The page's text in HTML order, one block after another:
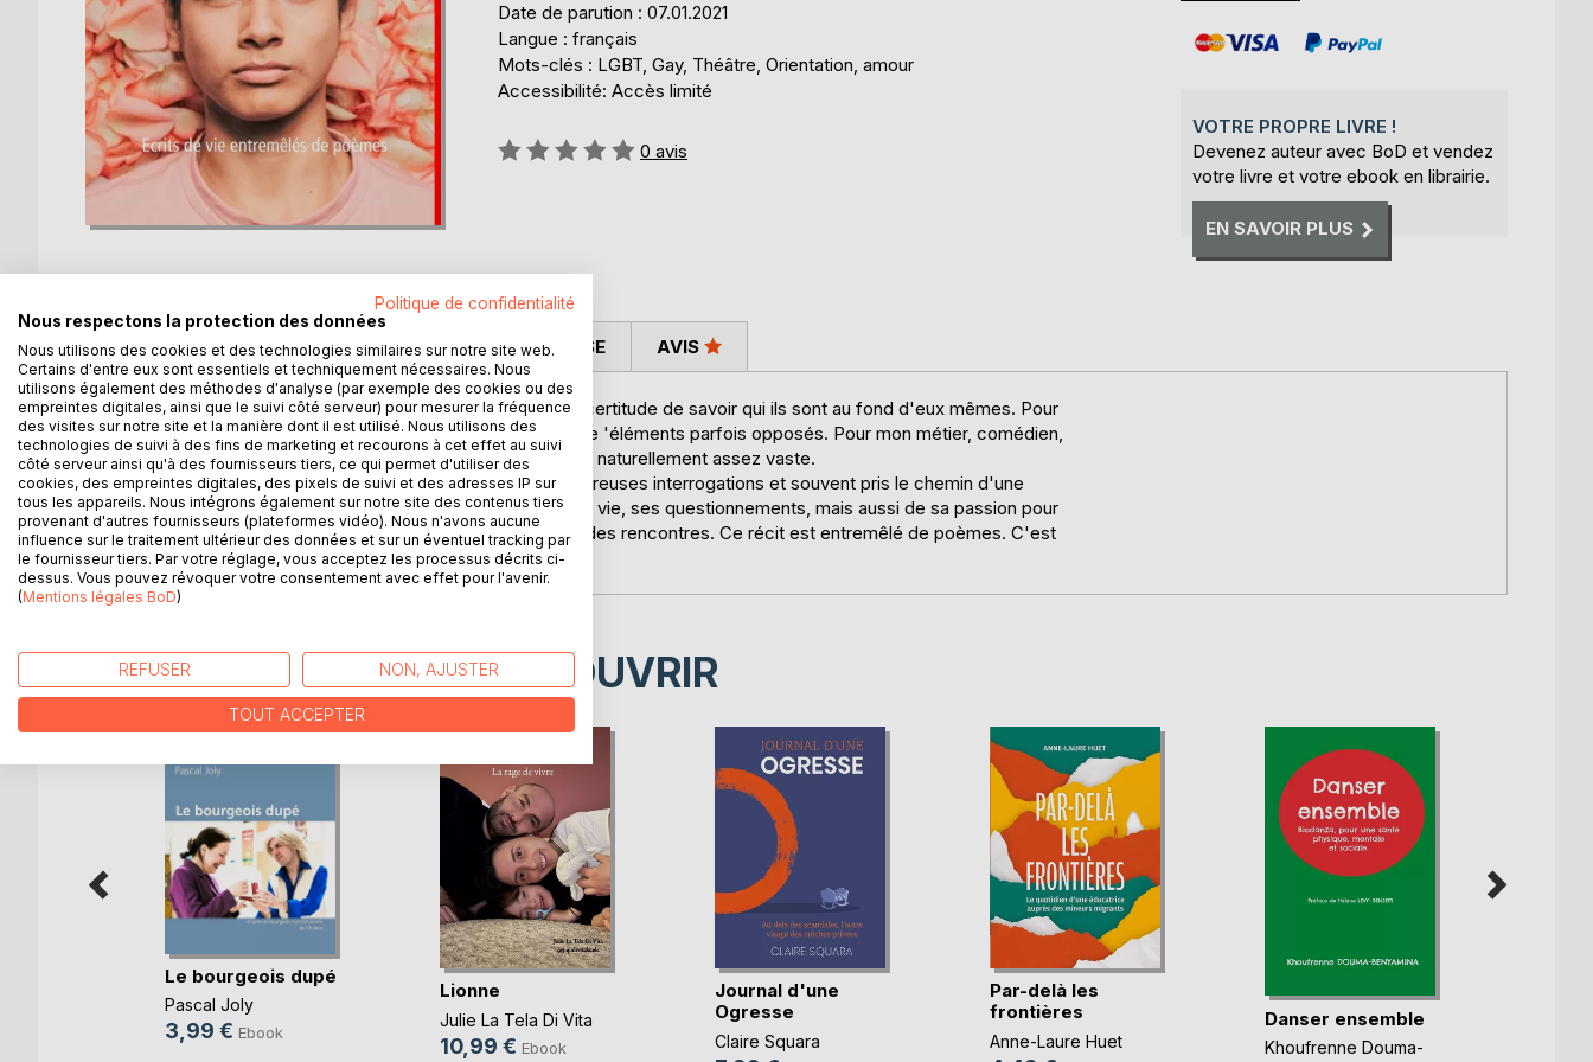
Date de parution : 07.01.2021
Langue : français
Mots-clés : LGBT, Gay, Théâtre, Orientation, amour
Accessibilité: Accès limité
Évaluation:
0 avis
VOTRE PROPRE LIVRE !
Devenez auteur avec BoD et vendez
votre livre et votre ebook en librairie.
EN SAVOIR PLUS
DESCRIPTION
La majorité des individus naissent et grandissent avec la certitude de savoir qui ils sont au fond d'eux mêmes. Pour
ma part, je crois que ma personnalité est assez large, faite 'éléments parfois opposés. Pour mon métier, comédien,
c'est une chance, je dispose d'une palette de sentiments naturellement assez vaste.
Pour la sexualité, la sensualité, cela a été source de nombreuses interrogations et souvent pris le chemin d'une
longue quête. Pascal Joly nous parles de son parcours de vie, ses questionnements, mais aussi de sa passion pour
le théâtre et le cinéma, des cours dur de la vie et surtout des rencontres. Ce récit est entremêlé de poèmes. C'est
drôle et émouvant.
AUTEUR(S) CRITIQUES PRESSE AVIS
D’AUTRES TITRES À DÉCOUVRIR
Le bourgeois dupé
Pascal Joly
3,99 € Ebook
Lionne
Julie La Tela Di Vita
10,99 € Ebook
Journal d'une
Ogresse
Claire Squara
Par-delà les
frontières
Anne-Laure Huet
Danser ensemble
Khoufrenne Douma-
Politique de confidentialité
Nous respectons la protection des données
Nous utilisons des cookies et des technologies similaires sur notre site web.
Certains d'entre eux sont essentiels et techniquement nécessaires. Nous
utilisons également des méthodes d'analyse (par exemple des cookies ou des
empreintes digitales, ainsi que le suivi côté serveur) pour mesurer la fréquence
des visites sur notre site et la manière dont il est utilisé. Nous utilisons des
technologies de suivi à des fins de marketing et recourons à cet effet au suivi
côté serveur ainsi qu'à des fournisseurs tiers, ce qui permet d'utiliser des
cookies, des empreintes digitales, des pixels de suivi et des adresses IP sur
tous les appareils. Nous intégrons également sur notre site des contenus tiers
provenant d'autres fournisseurs (plateformes vidéo). Nous n'avons aucune
influence sur le traitement ultérieur des données et sur un éventuel tracking par
le fournisseur tiers. Par votre réglage, vous acceptez les processus décrits ci-
dessus. Vous pouvez révoquer votre consentement avec effet pour l'avenir.
(Mentions légales BoD)
REFUSER NON, AJUSTER
TOUT ACCEPTER